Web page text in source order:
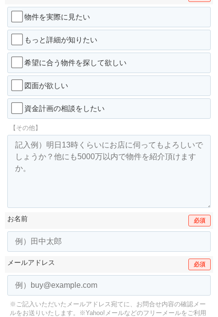
物件を実際に見たい
もっと詳細が知りたい
希望に合う物件を探して欲しい
図面が欲しい
資金計画の相談をしたい
【その他】
お名前 必須
メールアドレス 必須
※ご記入いただいたメールアドレス宛てに、お問合せ内容の確認メー
ルをお送りいたします。
※Yahoo!メールなどのフリーメールをご利用